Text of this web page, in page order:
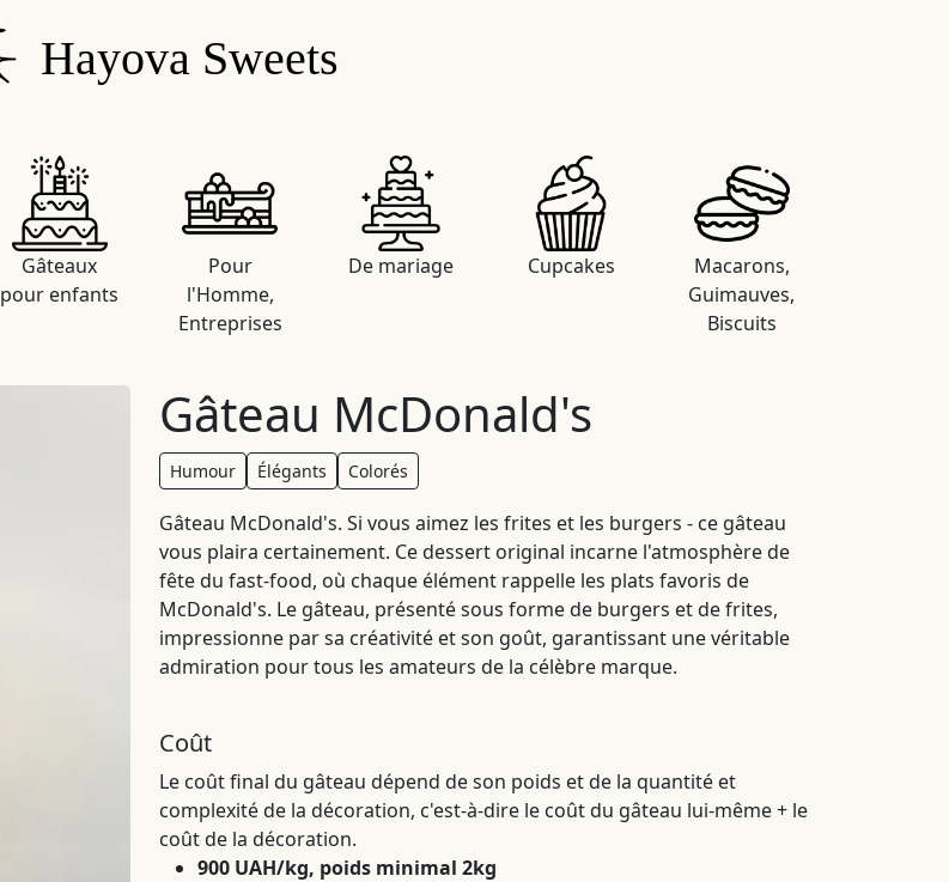
Hayova Sweets
Gâteaux
pour enfants
Pour
l'Homme,
Entreprises
De mariage Cupcakes
Macarons,
Guimauves,
Biscuits
Gâteau McDonald's
Humour Élégants Colorés
Gâteau McDonald's. Si vous aimez les frites et les burgers - ce gâteau
vous plaira certainement. Ce dessert original incarne l'atmosphère de
fête du fast-food, où chaque élément rappelle les plats favoris de
McDonald's. Le gâteau, présenté sous forme de burgers et de frites,
impressionne par sa créativité et son goût, garantissant une véritable
admiration pour tous les amateurs de la célèbre marque.
Coût
Le coût final du gâteau dépend de son poids et de la quantité et
complexité de la décoration, c'est-à-dire le coût du gâteau lui-même + le
coût de la décoration.
900 UAH/kg, poids minimal 2kg